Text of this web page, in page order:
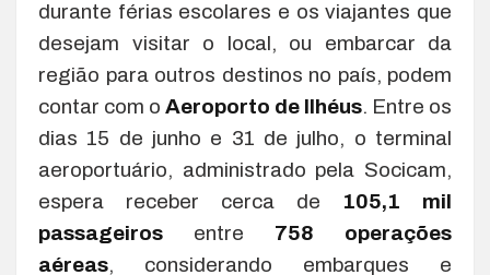
durante férias escolares e os viajantes que
desejam visitar o local, ou embarcar da
região para outros destinos no país, podem
contar com o Aeroporto de Ilhéus. Entre os
dias 15 de junho e 31 de julho, o terminal
aeroportuário, administrado pela Socicam,
espera receber cerca de 105,1 mil
passageiros entre 758 operações
aéreas, considerando embarques e